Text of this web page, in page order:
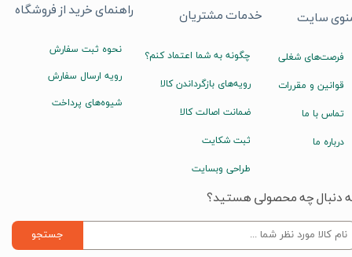
راهنمای خرید از فروشگاه
نحوه ثبت سفارش
رویه ارسال سفارش
شیوه‌های پرداخت
خدمات مشتریان
چگونه به شما اعتماد کنم؟
رویه‌های بازگرداندن کالا
ضمانت اصالت کالا
ثبت شکایت
طراحی وبسایت
سایت
فرصت‌های شغلی
قوانین و مقررات
تماس با ما
درباره ما
دنبال چه محصولی هستید؟
جستجو